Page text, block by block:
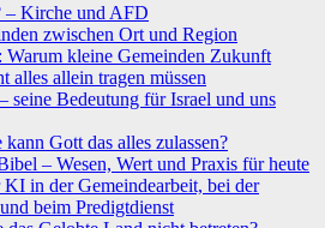
– Kirche und AFD
zwischen Ort und Region
kleine Gemeinden Zukunft
alles allein tragen müssen
seine Bedeutung für Israel und uns
Gott das alles zulassen?
– Wesen, Wert und Praxis für heute
in der Gemeindearbeit, bei der
beim Predigtdienst